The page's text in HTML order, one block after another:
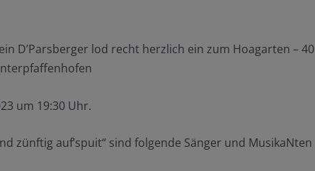
D’Parsberger lod recht herzlich ein zum Hoagarten – 40
um 19:30 Uhr.
zünftig auf’spuit“ sind folgende Sänger und MusikaNten